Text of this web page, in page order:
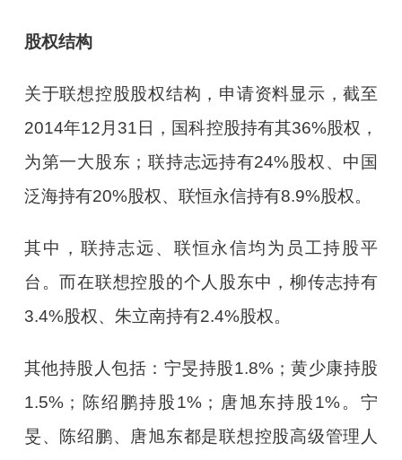
股权结构
关于联想控股股权结构，申请资料显示，截至
2014年12月31日，国科控股持有其36%股权，
为第一大股东；联持志远持有24%股权、中国
泛海持有20%股权、联恒永信持有8.9%股权。
其中，联持志远、联恒永信均为员工持股平
台。而在联想控股的个人股东中，柳传志持有
3.4%股权、朱立南持有2.4%股权。
其他持股人包括：宁旻持股1.8%；黄少康持股
1.5%；陈绍鹏持股1%；唐旭东持股1%。宁
旻、陈绍鹏、唐旭东都是联想控股高级管理人